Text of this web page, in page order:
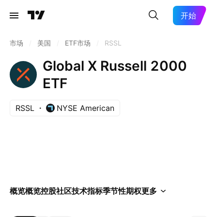
开始
市场 美国 ETF市场 RSSL
Global X Russell 2000
ETF
RSSL NYSE American
概览概览控股社区技术指标季节性期权更多